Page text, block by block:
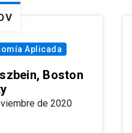
Aplicada
Boston
de 2020